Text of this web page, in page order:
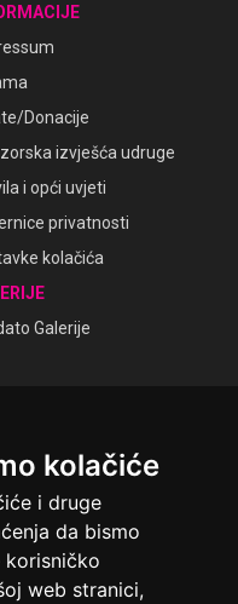
kolačiće
i druge
da bismo
korisničko
web stranici,
Donacije
izvješća udruge
i opći uvjeti
privatnosti
kolačića
Galerije
dobrote